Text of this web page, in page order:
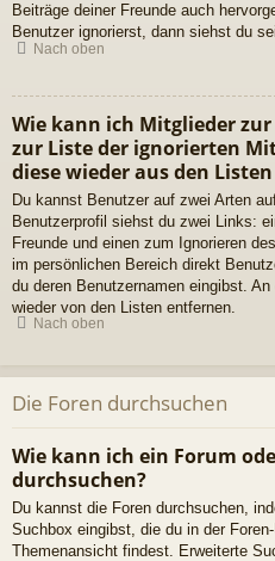
Beiträge deiner Freunde auch
Benutzer ignorierst, dann siehst du
Nach oben
Wie kann ich Mitglieder
zur Liste der ignorierten
diese wieder aus den
Du kannst Benutzer auf zwei Arten
Benutzerprofil siehst du zwei Links:
Freunde und einen zum Ignorieren
im persönlichen Bereich direkt
du deren Benutzernamen eingibst.
wieder von den Listen entfernen.
Nach oben
Die Foren durchsuchen
Wie kann ich ein Forum
durchsuchen?
Du kannst die Foren durchsuchen,
Suchbox eingibst, die du in der
Themenansicht findest. Erweiterte